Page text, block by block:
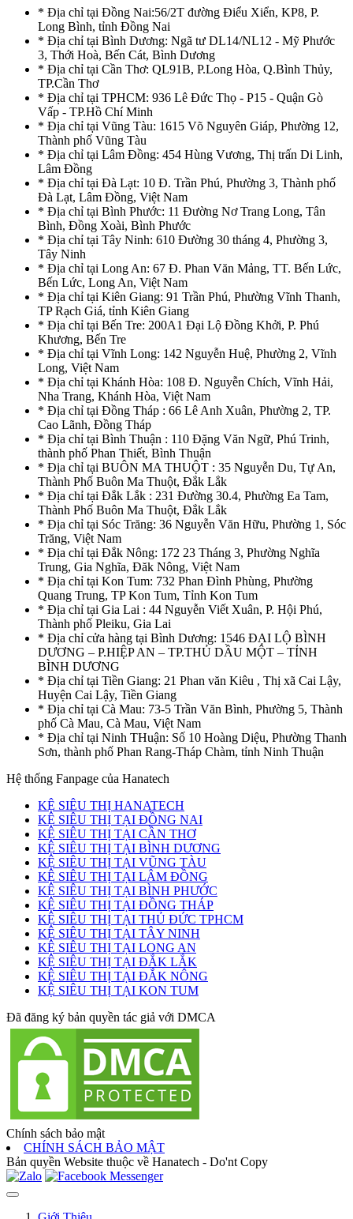
* Địa chỉ tại Đồng Nai:56/2T đường Điểu Xiển, KP8, P.
Long Bình, tỉnh Đồng Nai
* Địa chỉ tại Bình Dương: Ngã tư DL14/NL12 - Mỹ Phước
3, Thới Hoà, Bến Cát, Bình Dương
* Địa chỉ tại Cần Thơ: QL91B, P.Long Hòa, Q.Bình Thủy,
TP.Cần Thơ
* Địa chỉ tại TPHCM: 936 Lê Đức Thọ - P15 - Quận Gò
Vấp - TP.Hồ Chí Minh
* Địa chỉ tại Vũng Tàu: 1615 Võ Nguyên Giáp, Phường 12,
Thành phố Vũng Tàu
* Địa chỉ tại Lâm Đồng: 454 Hùng Vương, Thị trấn Di Linh,
Lâm Đồng
* Địa chỉ tại Đà Lạt: 10 Đ. Trần Phú, Phường 3, Thành phố
Đà Lạt, Lâm Đồng, Việt Nam
* Địa chỉ tại Bình Phước: 11 Đường Nơ Trang Long, Tân
Bình, Đồng Xoài, Bình Phước
* Địa chỉ tại Tây Ninh: 610 Đường 30 tháng 4, Phường 3,
Tây Ninh
* Địa chỉ tại Long An: 67 Đ. Phan Văn Mảng, TT. Bến Lức,
Bến Lức, Long An, Việt Nam
* Địa chỉ tại Kiên Giang: 91 Trần Phú, Phường Vĩnh Thanh,
TP Rạch Giá, tỉnh Kiên Giang
* Địa chỉ tại Bến Tre: 200A1 Đại Lộ Đồng Khởi, P. Phú
Khương, Bến Tre
* Địa chỉ tại Vĩnh Long: 142 Nguyễn Huệ, Phường 2, Vĩnh
Long, Việt Nam
* Địa chỉ tại Khánh Hòa: 108 Đ. Nguyễn Chích, Vĩnh Hải,
Nha Trang, Khánh Hòa, Việt Nam
* Địa chỉ tại Đồng Tháp : 66 Lê Anh Xuân, Phường 2, TP.
Cao Lãnh, Đồng Tháp
* Địa chỉ tại Bình Thuận : 110 Đặng Văn Ngữ, Phú Trinh,
thành phố Phan Thiết, Bình Thuận
* Địa chỉ tại BUÔN MA THUỘT : 35 Nguyễn Du, Tự An,
Thành Phố Buôn Ma Thuột, Đắk Lắk
* Địa chỉ tại Đắk Lắk : 231 Đường 30.4, Phường Ea Tam,
Thành Phố Buôn Ma Thuột, Đắk Lắk
* Địa chỉ tại Sóc Trăng: 36 Nguyễn Văn Hữu, Phường 1, Sóc
Trăng, Việt Nam
* Địa chỉ tại Đắk Nông: 172 23 Tháng 3, Phường Nghĩa
Trung, Gia Nghĩa, Đăk Nông, Việt Nam
* Địa chỉ tại Kon Tum: 732 Phan Đình Phùng, Phường
Quang Trung, TP Kon Tum, Tỉnh Kon Tum
* Địa chỉ tại Gia Lai : 44 Nguyễn Viết Xuân, P. Hội Phú,
Thành phố Pleiku, Gia Lai
* Địa chỉ cửa hàng tại Bình Dương: 1546 ĐẠI LỘ BÌNH
DƯƠNG – P.HIỆP AN – TP.THỦ DẦU MỘT – TỈNH
BÌNH DƯƠNG
* Địa chỉ tại Tiền Giang: 21 Phan văn Kiêu , Thị xã Cai Lậy,
Huyện Cai Lậy, Tiền Giang
* Địa chỉ tại Cà Mau: 73-5 Trần Văn Bình, Phường 5, Thành
phố Cà Mau, Cà Mau, Việt Nam
* Địa chỉ tại Ninh THuận: Số 10 Hoàng Diệu, Phường Thanh
Sơn, thành phố Phan Rang-Tháp Chàm, tỉnh Ninh Thuận
Hệ thống Fanpage của Hanatech
KỆ SIÊU THỊ HANATECH
KỆ SIÊU THỊ TẠI ĐỒNG NAI
KỆ SIÊU THỊ TẠI CẦN THƠ
KỆ SIÊU THỊ TẠI BÌNH DƯƠNG
KỆ SIÊU THỊ TẠI VŨNG TÀU
KỆ SIÊU THỊ TẠI LÂM ĐỒNG
KỆ SIÊU THỊ TẠI BÌNH PHƯỚC
KỆ SIÊU THỊ TẠI ĐỒNG THÁP
KỆ SIÊU THỊ TẠI THỦ ĐỨC TPHCM
KỆ SIÊU THỊ TẠI TÂY NINH
KỆ SIÊU THỊ TẠI LONG AN
KỆ SIÊU THỊ TẠI ĐẮK LẮK
KỆ SIÊU THỊ TẠI ĐẮK NÔNG
KỆ SIÊU THỊ TẠI KON TUM
Đã đăng ký bản quyền tác giả với DMCA
Chính sách bảo mật
CHÍNH SÁCH BẢO MẬT
Bản quyền Website thuộc về Hanatech - Do'nt Copy